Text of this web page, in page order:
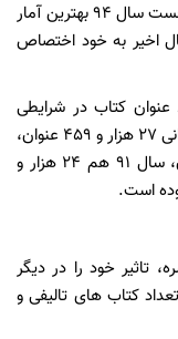
جالب توجه از این جهت که آمار نشر در نیمه نخست سال 94 بهترین آمار
اخیر به خود اختصاص
در شش ماهه نخست امسال 29 هزار و 862 عنوان کتاب در شرایطی
منتشر شده است که سال قبل در همین بازه زمانی 27 هزار و 459 عنوان،
سال 92 در همین زمان 23 هزار و 556 عنوان، سال 91 هم 24 هزار و
تاثیر خود را در دیگر
کتاب های تالیفی و